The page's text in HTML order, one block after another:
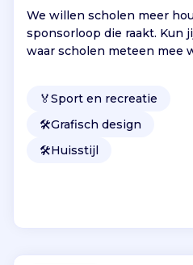
We willen scholen meer
sponsorloop die raakt. Kun
waar scholen meteen mee
🏅Sport en recreatie
🛠️Grafisch design
🛠️Huisstijl